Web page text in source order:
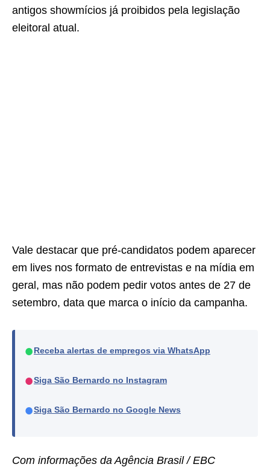
antigos showmícios já proibidos pela legislação
eleitoral atual.
Vale destacar que pré-candidatos podem aparecer
em lives nos formato de entrevistas e na mídia em
geral, mas não podem pedir votos antes de 27 de
setembro, data que marca o início da campanha.
● Receba alertas de empregos via WhatsApp
●Siga São Bernardo no Instagram
●Siga São Bernardo no Google News
Com informações da Agência Brasil / EBC